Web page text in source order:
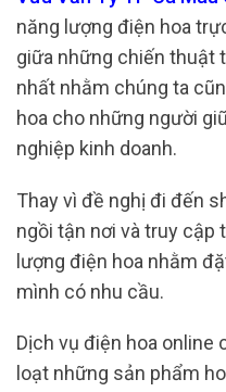
năng lượng điện hoa
giữa những chiến thuật
nhất nhằm chúng ta
hoa cho những người
nghiệp kinh doanh.
Thay vì đề nghị đi đến
ngồi tận nơi và truy cập
lượng điện hoa nhằm
mình có nhu cầu.
Dịch vụ điện hoa online
loạt những sản phẩm